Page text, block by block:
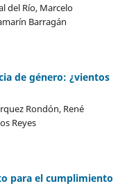
del Río, Marcelo
Barragán
de género: ¿vientos
Rondón, René
Reyes
para el cumplimiento